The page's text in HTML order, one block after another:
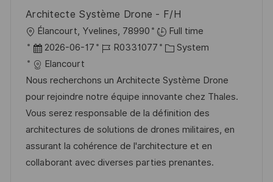
u
n
g
r
ö
f
f
e
n
t
l
i
c
Architecte Système Drone - F/H
O
r
t
Élancourt, Yvelines, 78990
Full time
D
a
t
u
m
d
e
r
2026-06-17
J
b
-
I
D
R0331077
K
t
e
g
o
r
i
System
Elancourt
Nous recherchons un Architecte Système Drone
pour rejoindre notre équipe innovante chez Thales.
Vous serez responsable de la définition des
architectures de solutions de drones militaires, en
assurant la cohérence de l'architecture et en
collaborant avec diverses parties prenantes.